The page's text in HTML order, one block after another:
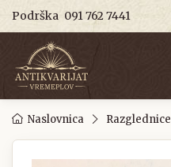
Podrška 091 762 7441
Naslovnica Razglednice